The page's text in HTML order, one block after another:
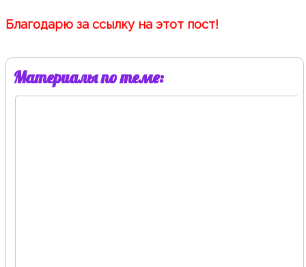
Благодарю за ссылку на этот пост!
Материалы по теме: